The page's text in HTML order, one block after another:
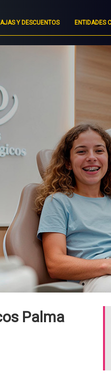
Y DESCUENTOS ENTIDADES
Palma